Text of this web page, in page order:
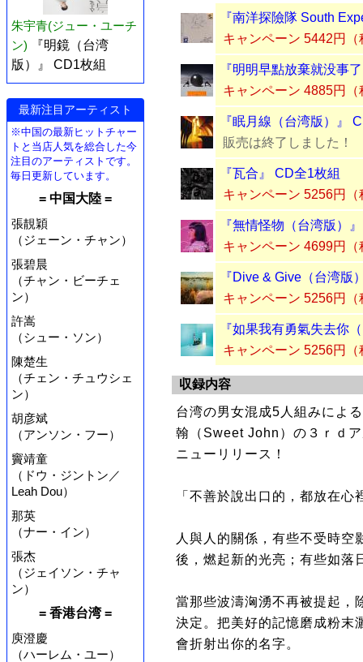
朱宇青(ジュー・ユーチ
ン)
『明鏡（台湾
版）』 CD1枚組
最新注目アーティスト
※中国の最新ヒットチャー
トと当店人気を総合した今
注目のアーティストです。
毎日更新しています。
= 中国大陸 =
張靚穎
（ジェーン・チャン）
張碧晨
（チャン・ビーチェ
ン）
許嵩
（シュー・ソン）
陳楚生
（チェン・チュウシェ
ン）
胡彦斌
（アンソン・フー）
竇靖童
（ドウ・ジントン／
Leah Dou）
那英
（ナー・イン）
張杰
（ジェイソン・チャ
ン）
= 香港台湾 =
庾澄慶
（ハーレム・ユー）
『南洋探險隊 South
キャンペーン 5442円（
『明明早點放棄就没事
キャンペーン 4885円（
『眠月線（台湾版）』
販売は終了しました！
『瓦合』 CD全1枚組
キャンペーン 5256円（
『無情怪物（台湾版）
キャンペーン 4699円（
『Dive & Give（台湾版
キャンペーン 5256円（
『如果我有勇氣失去你
キャンペーン 5256円（
収録内容
台湾の男女混成5人組みによ
翰（Sweet John）の３ｒｄ
ニューリリース！
「不善於說出口的，都放在心
人與人的關係，有些不受時空
後，燃起新的光亮；有些如落
當那些波濤洶湧不再被提起，
決定。把美好的記憶磨成粉末
會折射出你的名字。